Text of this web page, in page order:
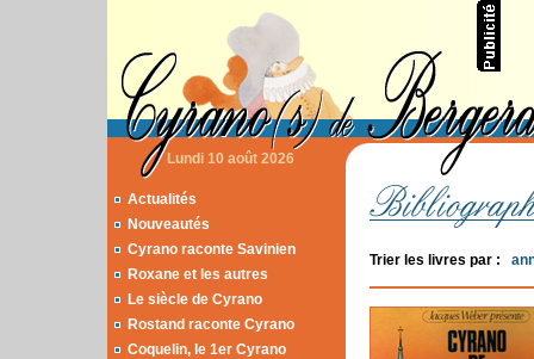
Lundi 10 août 2026
Actualités
Nouveautés
Cyrano raconte Savinien
Roxane et les autres
Le siècle de Cyrano
Rostand raconte Cyrano
Coquelin, le 1er Cyrano
Trier les livres par :